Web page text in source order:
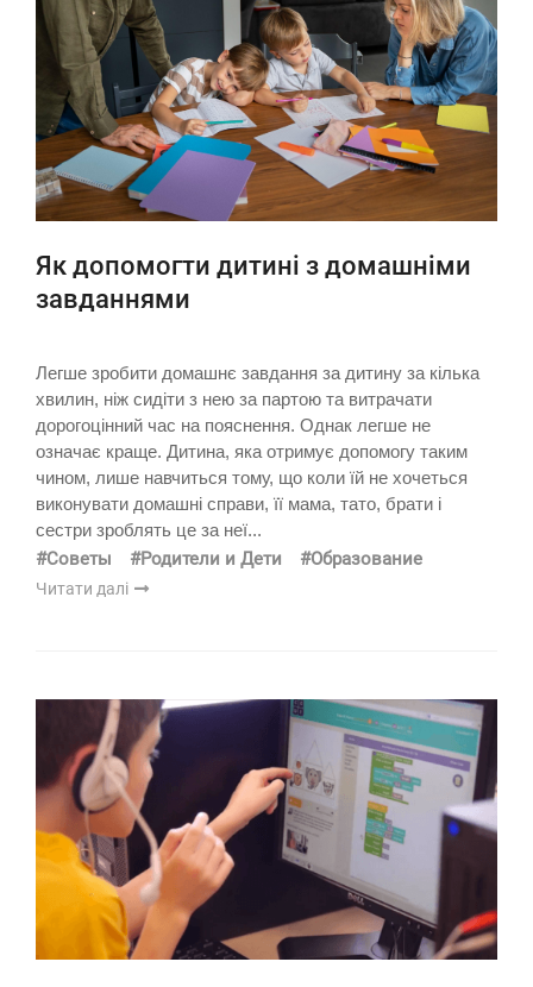
Як допомогти дитині з домашніми
завданнями
Легше зробити домашнє завдання за дитину за кілька
хвилин, ніж сидіти з нею за партою та витрачати
дорогоцінний час на пояснення. Однак легше не
означає краще. Дитина, яка отримує допомогу таким
чином, лише навчиться тому, що коли їй не хочеться
виконувати домашні справи, її мама, тато, брати і
сестри зроблять це за неї...
#Советы #Родители и Дети #Образование
Читати далі